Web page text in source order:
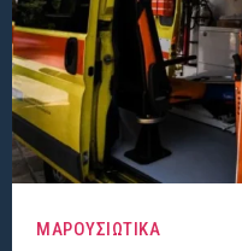
ΜΑΡΟΥΣΙΩΤΙΚΑ